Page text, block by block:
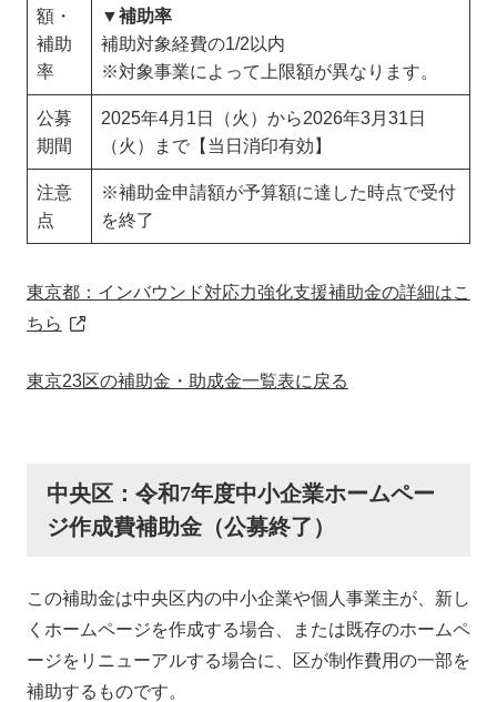
額・
補助
率
▼補助率
補助対象経費の1/2以内
※対象事業によって上限額が異なります。
公募
期間
2025年4月1日（火）から2026年3月31日
（火）まで【当日消印有効】
注意
点
※補助金申請額が予算額に達した時点で受付
を終了
東京都：インバウンド対応力強化支援補助金の詳細はこ
ちら
東京23区の補助金・助成金一覧表に戻る
中央区：令和7年度中小企業ホームペー
ジ作成費補助金（公募終了）
この補助金は中央区内の中小企業や個人事業主が、新し
くホームページを作成する場合、または既存のホームペ
ージをリニューアルする場合に、区が制作費用の一部を
補助するものです。